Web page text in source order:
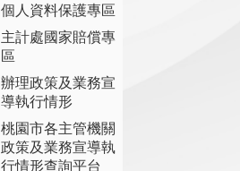
個人資料保護專區
主計處國家賠償專
區
辦理政策及業務宣
導執行情形
桃園市各主管機關
政策及業務宣導執
行情形查詢平台